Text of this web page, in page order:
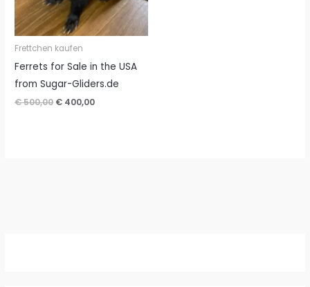
Frettchen kaufen
Ferrets for Sale in the USA
from Sugar-Gliders.de
€500,00 Ursprünglicher
€ 400,00Aktueller